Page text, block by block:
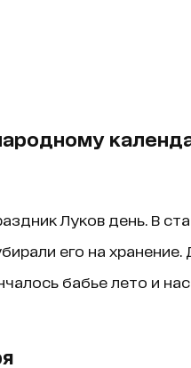
Луков день. В
его на хранение.
бабье лето и